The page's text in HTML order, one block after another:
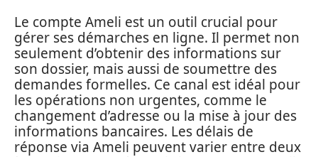
Le compte Ameli est un outil crucial pour
gérer ses démarches en ligne. Il permet non
seulement d’obtenir des informations sur
son dossier, mais aussi de soumettre des
demandes formelles. Ce canal est idéal pour
les opérations non urgentes, comme le
changement d’adresse ou la mise à jour des
informations bancaires. Les délais de
réponse via Ameli peuvent varier entre deux